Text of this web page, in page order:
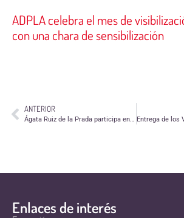
ADPLA celebra el mes de
con una chara de sensibilización
ANTERIOR
Ágata Ruiz de la Prada participa en la conversación «El color contra el dolor emocional» de Asapme
Enlaces de interés